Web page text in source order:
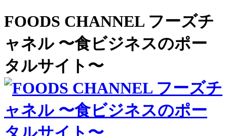
FOODS CHANNEL フーズチ
ャネル 〜食ビジネスのポー
タルサイト〜